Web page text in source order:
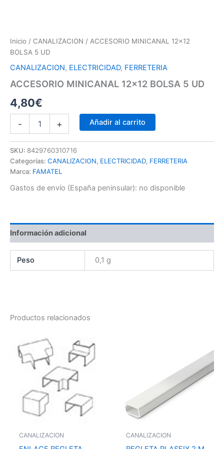
Inicio / CANALIZACION / ACCESORIO MINICANAL 12×12
BOLSA 5 UD
CANALIZACION, ELECTRICIDAD, FERRETERIA
ACCESORIO MINICANAL 12×12 BOLSA 5 UD
4,80€
- + Añadir al carrito
SKU: 8429760310716
Categorías: CANALIZACION, ELECTRICIDAD, FERRETERIA
Marca: FAMATEL
Gastos de envío (España peninsular): no disponible
Información adicional
Peso 0,1 g
Productos relacionados
CANALIZACION CANALIZACION